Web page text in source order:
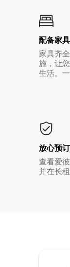
配备家
家具齐
施，让
生活。
放心预订
查看爱
并在长